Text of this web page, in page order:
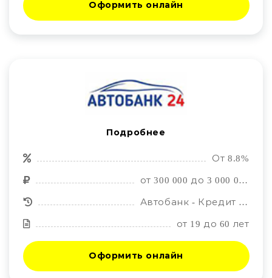
Оформить онлайн
Подробнее
От 8.8%
от 300 000 до 3 000 000 рублей
Автобанк - Кредит на любой автомобиль!
от 19 до 60 лет
Оформить онлайн